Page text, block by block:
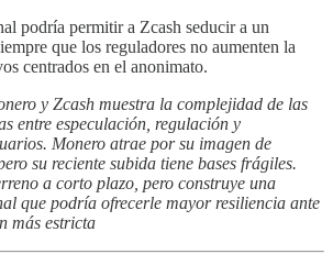
podría permitir a Zcash seducir a un
que los reguladores no aumenten la
centrados en el anonimato.
y Zcash muestra la complejidad de las
entre especulación, regulación y
Monero atrae por su imagen de
su reciente subida tiene bases frágiles.
a corto plazo, pero construye una
que podría ofrecerle mayor resiliencia ante
más estricta